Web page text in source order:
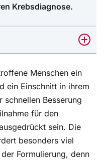
Krebsdiagnose.
von Herzen
Sie Plattitüden,
So finden Sie die
Menschen ein
ein Einschnitt in ihrem
schnellen Besserung
für den
sein. Die
besonders viel
Formulierung, denn